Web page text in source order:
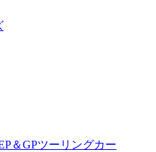
＆GPツーリングカー